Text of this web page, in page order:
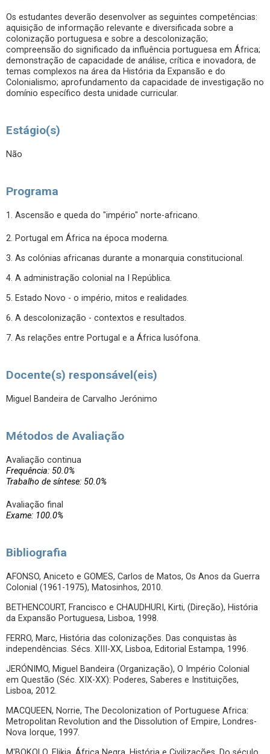
Os estudantes deverão desenvolver as seguintes competências:
aquisição de informação relevante e diversificada sobre a
colonização portuguesa e sobre a descolonização;
compreensão do significado da influência portuguesa em África;
demonstração de capacidade de análise, crítica e inovadora, de
temas complexos na área da História da Expansão e do
Colonialismo; aprofundamento da capacidade de investigação no
domínio específico desta unidade curricular.
Estágio(s)
Não
Programa
1. Ascensão e queda do "império" norte-africano.
2. Portugal em África na época moderna.
3. As colónias africanas durante a monarquia constitucional.
4. A administração colonial na I República.
5. Estado Novo - o império, mitos e realidades.
6. A descolonização - contextos e resultados.
7. As relações entre Portugal e a África lusófona.
Docente(s) responsável(eis)
Miguel Bandeira de Carvalho Jerónimo
Métodos de Avaliação
Avaliação continua
Frequência: 50.0%
Trabalho de síntese: 50.0%
Avaliação final
Exame: 100.0%
Bibliografia
AFONSO, Aniceto e GOMES, Carlos de Matos, Os Anos da Guerra
Colonial (1961-1975), Matosinhos, 2010.
BETHENCOURT, Francisco e CHAUDHURI, Kirti, (Direção), História
da Expansão Portuguesa, Lisboa, 1998.
FERRO, Marc, História das colonizações. Das conquistas às
independências. Sécs. XIII-XX, Lisboa, Editorial Estampa, 1996.
JERÓNIMO, Miguel Bandeira (Organização), O Império Colonial
em Questão (Séc. XIX-XX): Poderes, Saberes e Instituições,
Lisboa, 2012.
MACQUEEN, Norrie, The Decolonization of Portuguese Africa:
Metropolitan Revolution and the Dissolution of Empire, Londres-
Nova Iorque, 1997.